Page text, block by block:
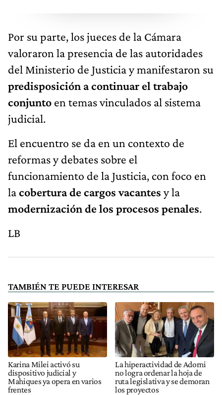
Por su parte, los jueces de la Cámara
valoraron la presencia de las autoridades
del Ministerio de Justicia y manifestaron su
predisposición a continuar el trabajo
conjunto en temas vinculados al sistema
judicial.
El encuentro se da en un contexto de
reformas y debates sobre el
funcionamiento de la Justicia, con foco en
lacobertura de cargos vacantes y la
modernización de los procesos penales.
LB
TAMBIÉN TE PUEDE INTERESAR
Karina Milei activó su
dispositivo judicial y
Mahiques ya opera en varios
frentes
La hiperactividad de Adorni
no logra ordenar la hoja de
ruta legislativa y se demoran
los proyectos